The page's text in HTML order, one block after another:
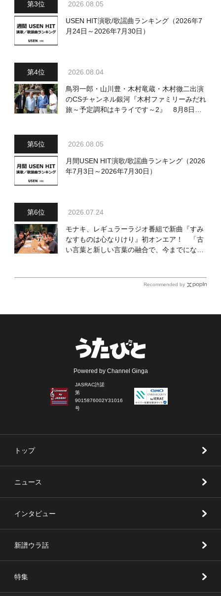
2026.08.05
USEN HIT演歌/歌謡曲ランキング（2026年7
月24日～2026年7月30日）
2026.08.04
鳥羽一郎・山川豊・木村竜蔵・木村徹二出演
のCSチャンネル銀河『木村ファミリーみだれ
旅～予定調和はキライです～2』 8月8日
2026.08.05
月間USEN HIT演歌/歌謡曲ランキング（2026
年7月3日～2026年7月30日）
2026.07.24
モナキ、レギュラーラジオ番組で新曲『すみ
なすものは心なりけり』初オンエア！ 「古
い言葉と新しい言葉の融合で、今までにない
Recommended by
Powered by Channel Ginga
JASRAC許諾
第
9015876002Y31016
号
トップ
ニュース
インタビュー
新譜ウラ話
特集